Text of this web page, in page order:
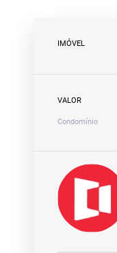
IMÓVEL
VALOR
Condomínio